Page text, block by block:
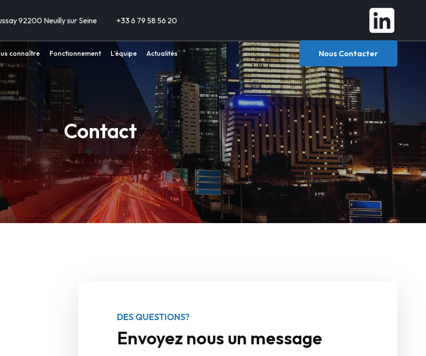
92200 Neuilly sur Seine +33 6 79 58 56 20
connaître Fonctionnement L’équipe Actualités Nous Contacter
Contact
DES QUESTIONS?
Envoyez nous un message